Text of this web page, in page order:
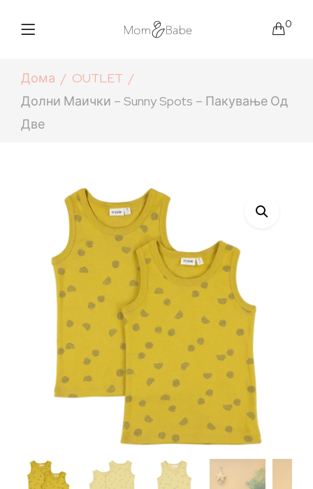
0
Дома
OUTLET
Долни Маички – Sunny Spots – Пакување Од
Две